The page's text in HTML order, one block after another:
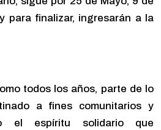
para finalizar, ingresarán a la
todos los años, parte de lo
a fines comunitarios y
el espíritu solidario que